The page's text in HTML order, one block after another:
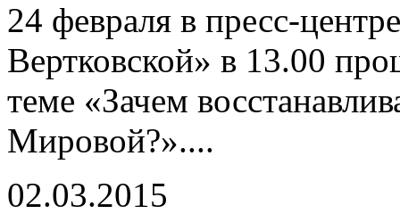
24 февраля в пресс-
Вертковской» в 13.00
теме «Зачем
Мировой?»....
02.03.2015